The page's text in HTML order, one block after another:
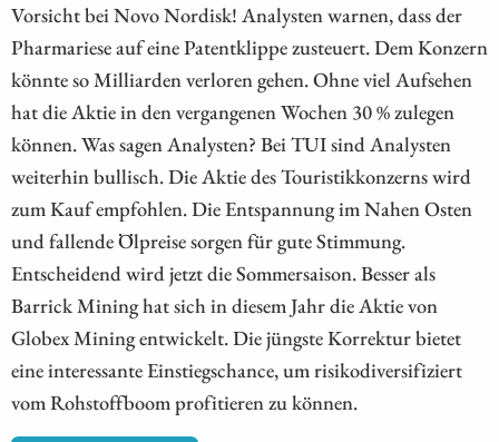
Vorsicht bei Novo Nordisk! Analysten warnen, dass der
Pharmariese auf eine Patentklippe zusteuert. Dem Konzern
könnte so Milliarden verloren gehen. Ohne viel Aufsehen
hat die Aktie in den vergangenen Wochen 30 % zulegen
können. Was sagen Analysten? Bei TUI sind Analysten
weiterhin bullisch. Die Aktie des Touristikkonzerns wird
zum Kauf empfohlen. Die Entspannung im Nahen Osten
und fallende Ölpreise sorgen für gute Stimmung.
Entscheidend wird jetzt die Sommersaison. Besser als
Barrick Mining hat sich in diesem Jahr die Aktie von
Globex Mining entwickelt. Die jüngste Korrektur bietet
eine interessante Einstiegschance, um risikodiversifiziert
vom Rohstoffboom profitieren zu können.